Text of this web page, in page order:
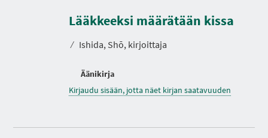
Lääkkeeksi määrätään kissa
⁄ Ishida, Shō, kirjoittaja
Äänikirja
Kirjaudu sisään, jotta näet kirjan saatavuuden